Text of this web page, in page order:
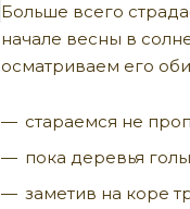
Больше всего
начале весны в
осматриваем его
стараемся не
пока деревья
заметив на коре